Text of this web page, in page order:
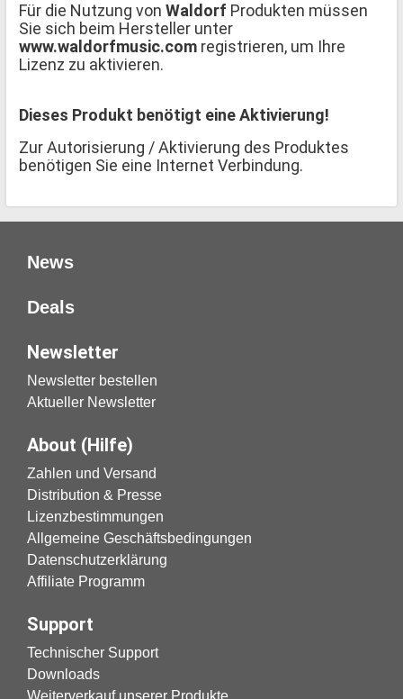
Für die Nutzung von Waldorf Produkten müssen
Sie sich beim Hersteller unter
www.waldorfmusic.com registrieren, um Ihre
Lizenz zu aktivieren.
Dieses Produkt benötigt eine Aktivierung!
Zur Autorisierung / Aktivierung des Produktes
benötigen Sie eine Internet Verbindung.
News
Deals
Newsletter
Newsletter bestellen
Aktueller Newsletter
About (Hilfe)
Zahlen und Versand
Distribution & Presse
Lizenzbestimmungen
Allgemeine Geschäftsbedingungen
Datenschutzerklärung
Affiliate Programm
Support
Technischer Support
Downloads